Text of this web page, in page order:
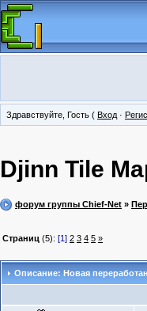
Здравствуйте, Гость ( Вход ·
Djinn Tile
форум группы Chief-Net »
Страниц (5): [1] 2 3 4 5 »
Описание: Новая